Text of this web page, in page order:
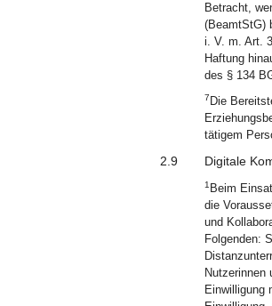
Betracht,
(BeamtStG)
i. V. m. Art.
Haftung
des § 134
7 Die
tätigem
2.9 Digitale
1 Beim
die
und
Folgenden:
Nutzerinnen
Einwilligung